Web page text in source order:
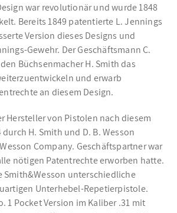
war revolutionär und wurde 1848
Bereits 1849 patentierte L. Jennings
Version dieses Designs und
Gewehr. Der Geschäftsmann C.
Büchsenmacher H. Smith das
und erwarb
an diesem Design.
Hersteller von Pistolen nach diesem
H. Smith und D. B. Wesson
Company. Geschäftspartner war
nötigen Patentrechte erworben hatte.
Smith&Wesson unterschiedliche
Unterhebel-Repetierpistole.
1 Pocket Version im Kaliber .31 mit